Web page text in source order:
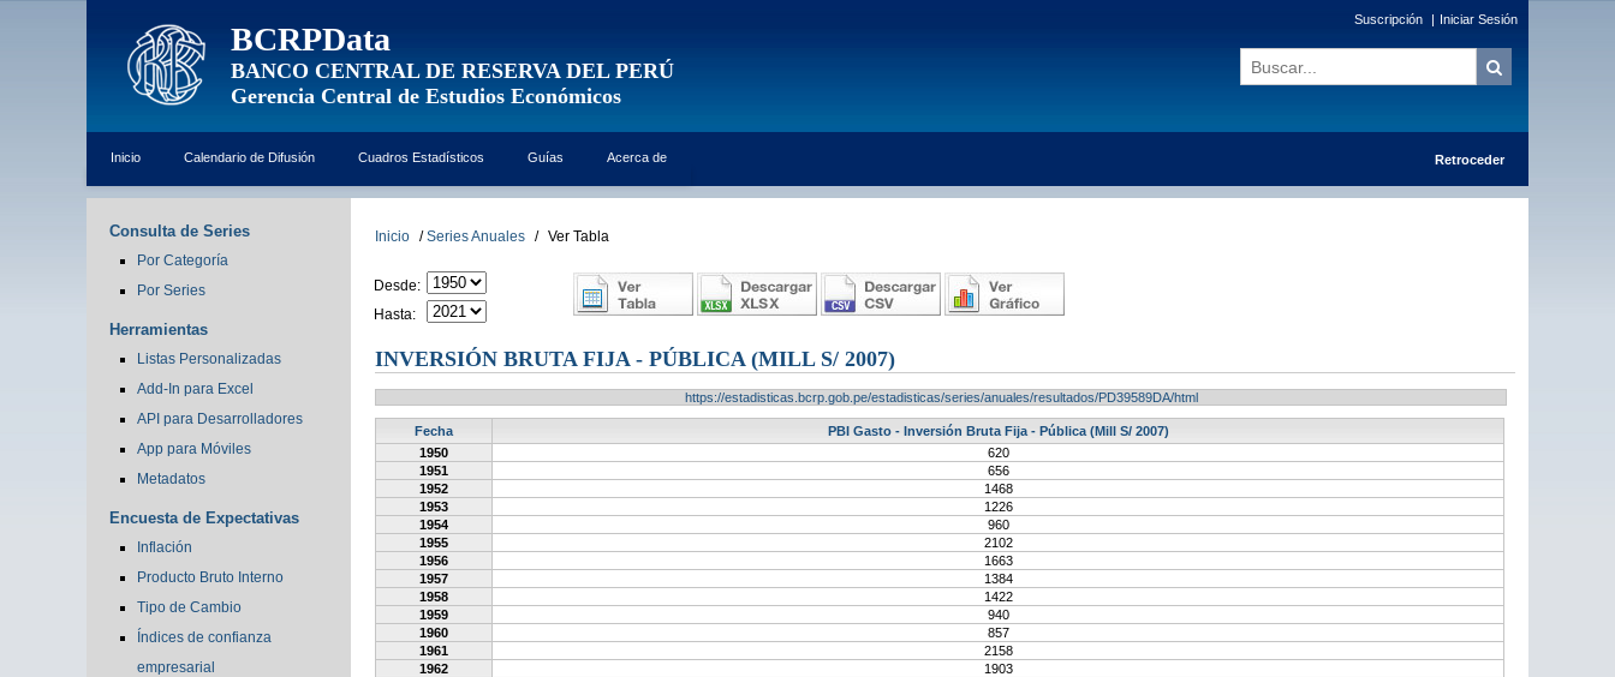
BCRPData
BANCO CENTRAL DE RESERVA DEL PERÚ
Gerencia Central de Estudios Económicos
Suscripción | Iniciar Sesión
Inicio Calendario de Difusión Cuadros Estadísticos Guías Acerca de Retroceder
Consulta de Series
Por Categoría
Por Series
Herramientas
Listas Personalizadas
Add-In para Excel
API para Desarrolladores
App para Móviles
Metadatos
Encuesta de Expectativas
Inflación
Producto Bruto Interno
Tipo de Cambio
Índices de confianza
empresarial
Inicio / Series Anuales / Ver Tabla
Desde:
Hasta:
INVERSIÓN BRUTA FIJA - PÚBLICA (MILL S/ 2007)
https://estadisticas.bcrp.gob.pe/estadisticas/series/anuales/resultados/PD39589DA/html
Fecha
PBI Gasto - Inversión Bruta Fija - Pública (Mill S/ 2007)
1950
620
1951
656
1952
1468
1953
1226
1954
960
1955
2102
1956
1663
1957
1384
1958
1422
1959
940
1960
857
1961
2158
1962
1903